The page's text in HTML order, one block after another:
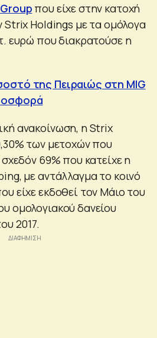
που είχε στην κατοχή
Strix Holdings με τα ομόλογα
ευρώ που διακρατούσε η
της Πειραιώς στη MIG
ανακοίνωση, η Strix
των μετοχών που
σχεδόν 69% που κατείχε η
με αντάλλαγμα το κοινό
είχε εκδοθεί τον Μάιο του
ομολογιακού δανείου
2017.